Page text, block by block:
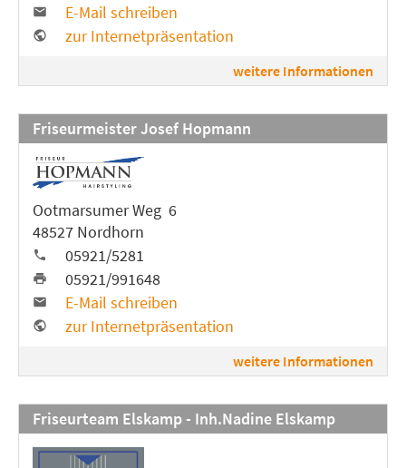
E-Mail schreiben
zur Internetpräsentation
weitere Informationen
Friseurmeister Josef Hopmann
Ootmarsumer Weg 6
48527 Nordhorn
05921/5281
05921/991648
E-Mail schreiben
zur Internetpräsentation
weitere Informationen
Friseurteam Elskamp - Inh.Nadine Elskamp